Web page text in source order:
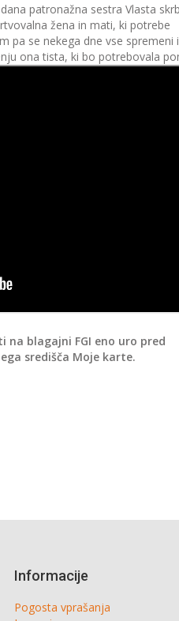
patronažna sestra Vlasta
žena in mati, ki potrebe
pa se nekega dne vse spremeni
ona tista, ki bo potrebovala
na blagajni FGI eno uro pred
središča Moje karte.
Informacije
Pogosta vprašanja